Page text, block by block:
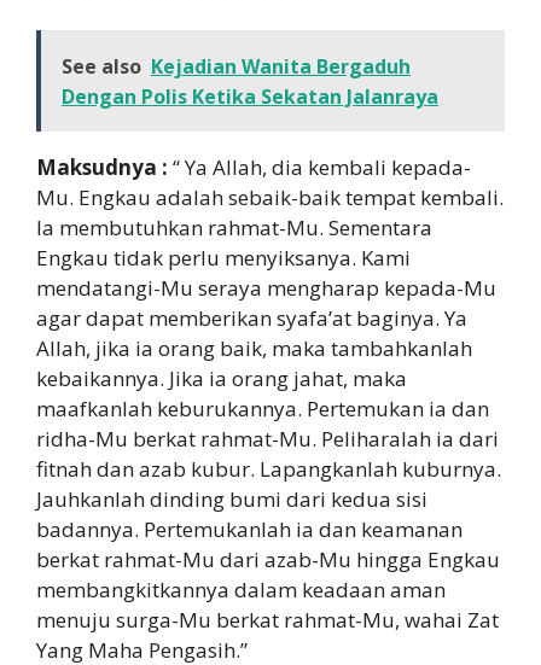
See also Kejadian Wanita Bergaduh
Dengan Polis Ketika Sekatan Jalanraya
Maksudnya : “ Ya Allah, dia kembali kepada-
Mu. Engkau adalah sebaik-baik tempat kembali.
Ia membutuhkan rahmat-Mu. Sementara
Engkau tidak perlu menyiksanya. Kami
mendatangi-Mu seraya mengharap kepada-Mu
agar dapat memberikan syafa’at baginya. Ya
Allah, jika ia orang baik, maka tambahkanlah
kebaikannya. Jika ia orang jahat, maka
maafkanlah keburukannya. Pertemukan ia dan
ridha-Mu berkat rahmat-Mu. Peliharalah ia dari
fitnah dan azab kubur. Lapangkanlah kuburnya.
Jauhkanlah dinding bumi dari kedua sisi
badannya. Pertemukanlah ia dan keamanan
berkat rahmat-Mu dari azab-Mu hingga Engkau
membangkitkannya dalam keadaan aman
menuju surga-Mu berkat rahmat-Mu, wahai Zat
Yang Maha Pengasih.”